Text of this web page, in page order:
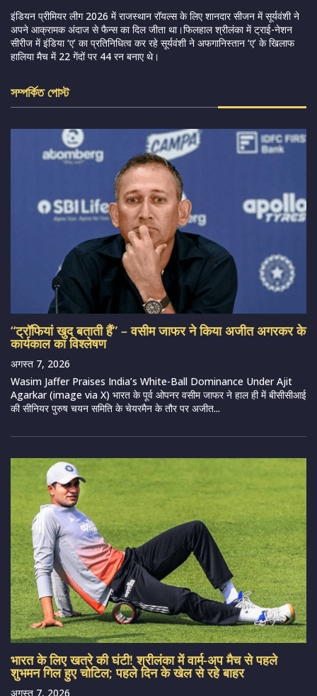
इंडियन प्रीमियर लीग 2026 में राजस्थान रॉयल्स के लिए शानदार सीजन में सूर्यवंशी ने
अपने आक्रामक अंदाज से फैन्स का दिल जीता था।फिलहाल श्रीलंका में ट्राई-नेशन
सीरीज में इंडिया ‘ए’ का प्रतिनिधित्व कर रहे सूर्यवंशी ने अफगानिस्तान ‘ए’ के खिलाफ
हालिया मैच में 22 गेंदों पर 44 रन बनाए थे।
সম্পর্কিত পোস্ট
“ट्रॉफियां खुद बताती हैं” – वसीम जाफर ने किया अजीत अगरकर के
कार्यकाल का विश्लेषण
अगस्त 7, 2026
Wasim Jaffer Praises India’s White-Ball Dominance Under Ajit
Agarkar (image via X) भारत के पूर्व ओपनर वसीम जाफर ने हाल ही में बीसीसीआई
की सीनियर पुरुष चयन समिति के चेयरमैन के तौर पर अजीत...
भारत के लिए खतरे की घंटी! श्रीलंका में वार्म-अप मैच से पहले
शुभमन गिल हुए चोटिल; पहले दिन के खेल से रहे बाहर
अगस्त 7, 2026